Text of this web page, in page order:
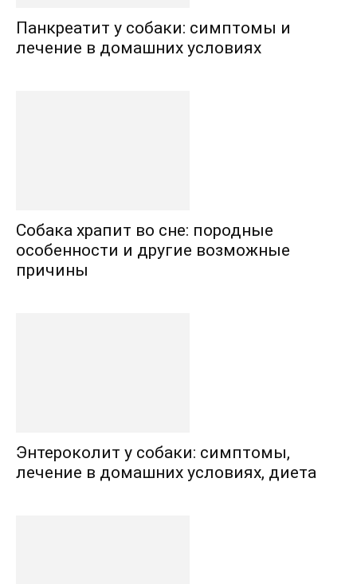
Панкреатит у собаки: симптомы и
лечение в домашних условиях
Собака храпит во сне: породные
особенности и другие возможные
причины
Энтероколит у собаки: симптомы,
лечение в домашних условиях, диета